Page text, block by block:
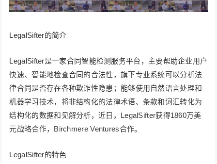
LegalSifter的简介
LegalSifter是一家合同智能检测服务平台，主要帮助企业用户
快速、智能地检查合同的合法性，旗下专业系统可以分析法
律合同是否存在各种欺诈性隐患；能够使用自然语言处理和
机器学习技术，将非结构化的法律术语、条款和词汇转化为
结构化的数据和见解分析，近日，LegalSifter获得1860万美
元战略合作，Birchmere Ventures合作。
LegalSifter的特色